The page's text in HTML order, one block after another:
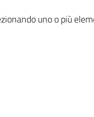
uno o più